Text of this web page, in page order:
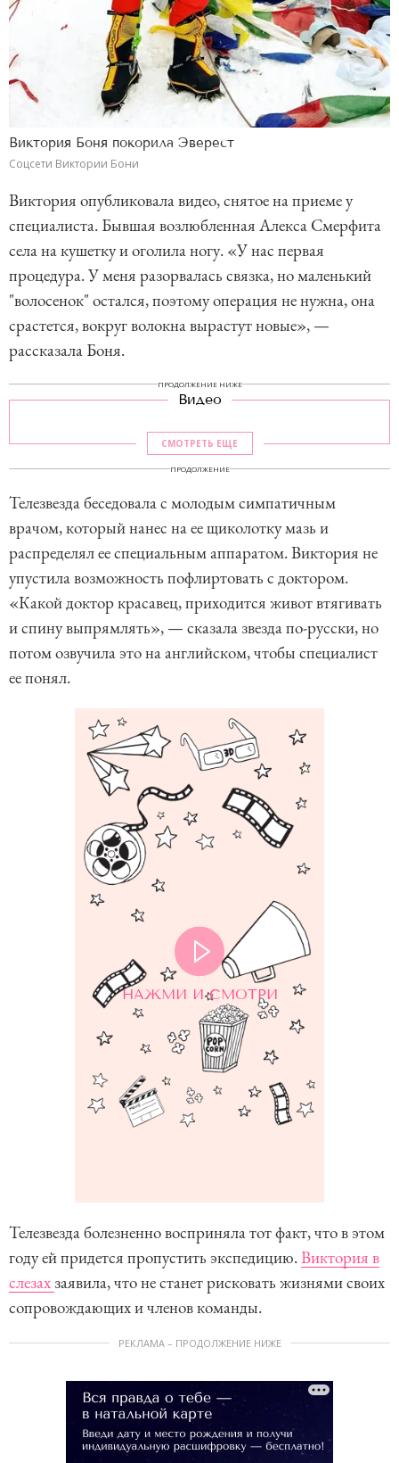
Виктория Боня покорила Эверест
Соцсети Виктории Бони
Виктория опубликовала видео, снятое на приеме у
специалиста. Бывшая возлюбленная Алекса Смерфита
села на кушетку и оголила ногу. «У нас первая
процедура. У меня разорвалась связка, но маленький
"волосенок" остался, поэтому операция не нужна, она
срастется, вокруг волокна вырастут новые», —
рассказала Боня.
ПРОДОЛЖЕНИЕ НИЖЕ
Видео
СМОТРЕТЬ ЕЩЕ
ПРОДОЛЖЕНИЕ
Телезвезда беседовала с молодым симпатичным
врачом, который нанес на ее щиколотку мазь и
распределял ее специальным аппаратом. Виктория не
упустила возможность пофлиртовать с доктором.
«Какой доктор красавец, приходится живот втягивать
и спину выпрямлять», — сказала звезда по-русски, но
потом озвучила это на английском, чтобы специалист
ее понял.
НАЖМИ И СМОТРИ
Телезвезда болезненно восприняла тот факт, что в этом
году ей придется пропустить экспедицию. Виктория в
слезах заявила, что не станет рисковать жизнями своих
сопровождающих и членов команды.
РЕКЛАМА – ПРОДОЛЖЕНИЕ НИЖЕ